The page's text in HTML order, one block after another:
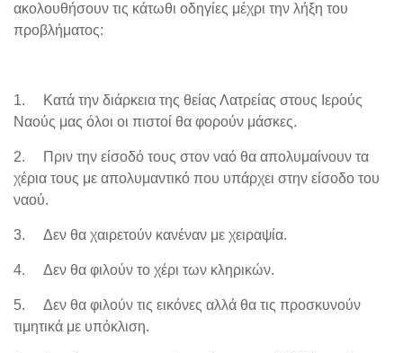
ακολουθήσουν τις κάτωθι οδηγίες μέχρι την λήξη του
προβλήματος:
1.
Κατά την διάρκεια της θείας Λατρείας στους Ιερούς
Ναούς μας όλοι οι πιστοί θα φορούν μάσκες.
2.
Πριν την είσοδό τους στον ναό θα απολυμαίνουν τα
χέρια τους με απολυμαντικό που υπάρχει στην είσοδο του
ναού.
3. Δεν θα χαιρετούν κανέναν με χειραψία.
4. Δεν θα φιλούν το χέρι των κληρικών.
5. Δεν θα φιλούν τις εικόνες αλλά θα τις προσκυνούν
τιμητικά με υπόκλιση.